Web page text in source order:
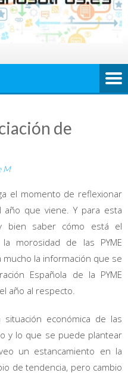
de
M
el momento de reflexionar
que viene. Y para esta
bien saber cómo está el
morosidad de las PYME
mucho la información que se
Española de la PYME
año al respecto.
económica de las
y lo que se puede plantear
un estancamiento en la
de tendencia, pero cambio